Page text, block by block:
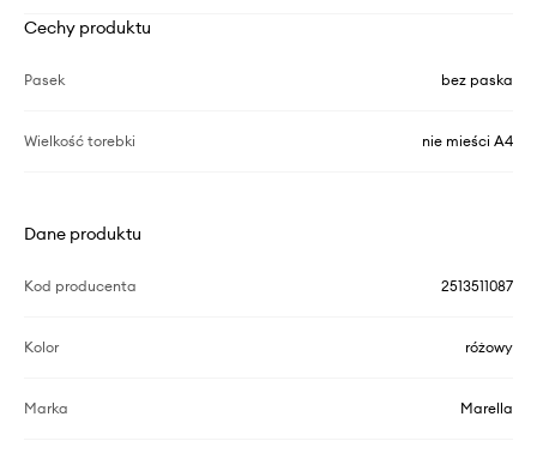
Cechy produktu
Pasek bez paska
Wielkość torebki nie mieści A4
Dane produktu
Kod producenta 2513511087
Kolor różowy
Marka Marella